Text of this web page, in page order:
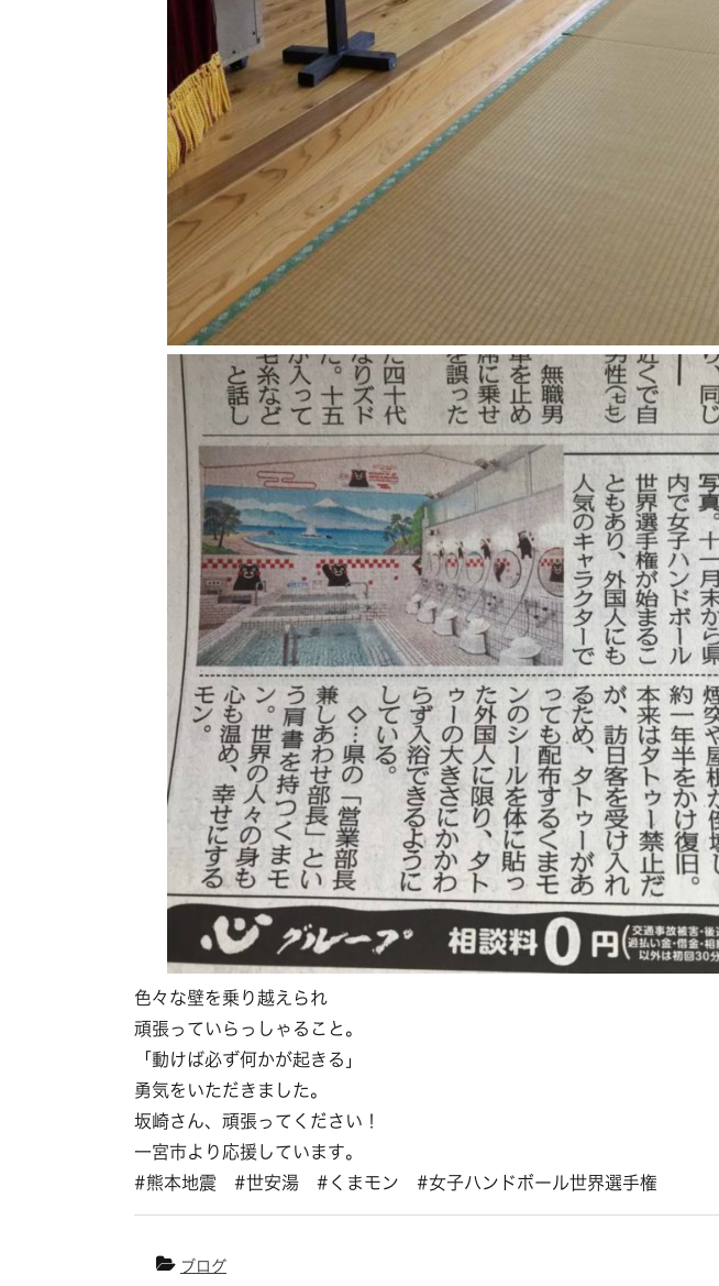
色々な壁を乗り越えられ
頑張っていらっしゃること。
「動けば必ず何かが起きる」
勇気をいただきました。
坂崎さん、頑張ってください！
一宮市より応援しています。
#熊本地震 #世安湯 #くまモン #女子ハンドボール世界選手権
ブログ